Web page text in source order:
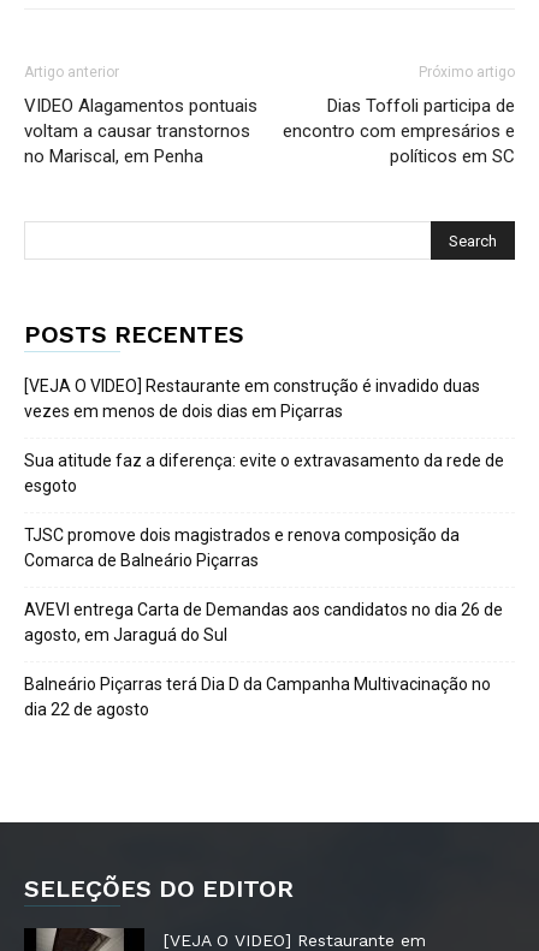
Artigo anterior
VIDEO Alagamentos pontuais
voltam a causar transtornos
no Mariscal, em Penha
Próximo artigo
Dias Toffoli participa de
encontro com empresários e
políticos em SC
POSTS RECENTES
[VEJA O VIDEO] Restaurante em construção é invadido duas
vezes em menos de dois dias em Piçarras
Sua atitude faz a diferença: evite o extravasamento da rede de
esgoto
TJSC promove dois magistrados e renova composição da
Comarca de Balneário Piçarras
AVEVI entrega Carta de Demandas aos candidatos no dia 26 de
agosto, em Jaraguá do Sul
Balneário Piçarras terá Dia D da Campanha Multivacinação no
dia 22 de agosto
SELEÇÕES DO EDITOR
[VEJA O VIDEO] Restaurante em